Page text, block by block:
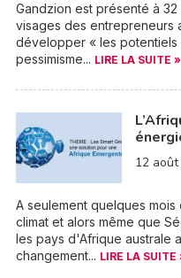
Gandzion est présenté à 32
visages des entrepreneurs
développer « les potentiels
pessimisme... LIRE LA SUITE »
12
A seulement quelques
climat et alors même que
les pays d'Afrique australe
changement... LIRE LA SUITE